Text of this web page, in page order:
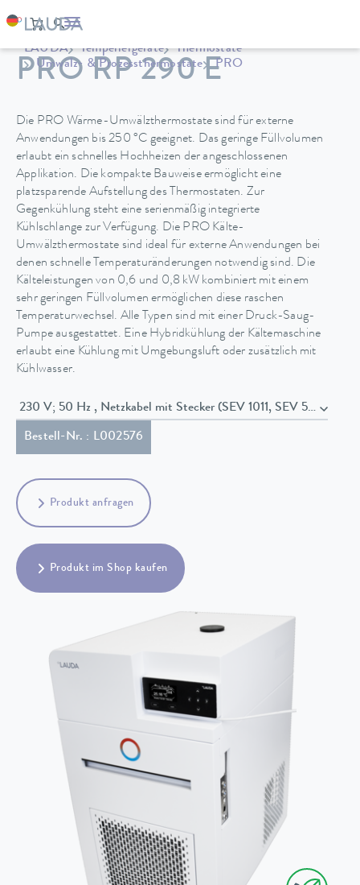
LAUDA Temperiergeräte
Thermostate
Umwälz- & Prozessthermostate
PRO
PRO RP 290 E
Die PRO Wärme-Umwälzthermostate sind für externe
Anwendungen bis 250 °C geeignet. Das geringe Füllvolumen
erlaubt ein schnelles Hochheizen der angeschlossenen
Applikation. Die kompakte Bauweise ermöglicht eine
platzsparende Aufstellung des Thermostaten. Zur
Gegenkühlung steht eine serienmäßig integrierte
Kühlschlange zur Verfügung. Die PRO Kälte-
Umwälzthermostate sind ideal für externe Anwendungen bei
denen schnelle Temperaturänderungen notwendig sind. Die
Kälteleistungen von 0,6 und 0,8 kW kombiniert mit einem
sehr geringen Füllvolumen ermöglichen diese raschen
Temperaturwechsel. Alle Typen sind mit einer Druck-Saug-
Pumpe ausgestattet. Eine Hybridkühlung der Kältemaschine
erlaubt eine Kühlung mit Umgebungsluft oder zusätzlich mit
Kühlwasser.
230 V; 50 Hz , Netzkabel mit Stecker (SEV 1011, SEV 5934/2,
Bestell-Nr. : L002576
Produkt anfragen
Produkt im Shop kaufen